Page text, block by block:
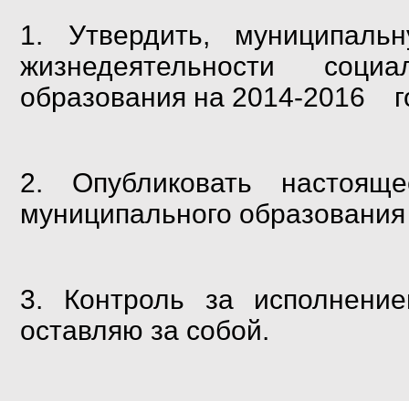
1. Утвердить,
жизнедеятельности
образования на 2014-2016
2. Опубликовать
муниципального
3. Контроль за
оставляю за собой.